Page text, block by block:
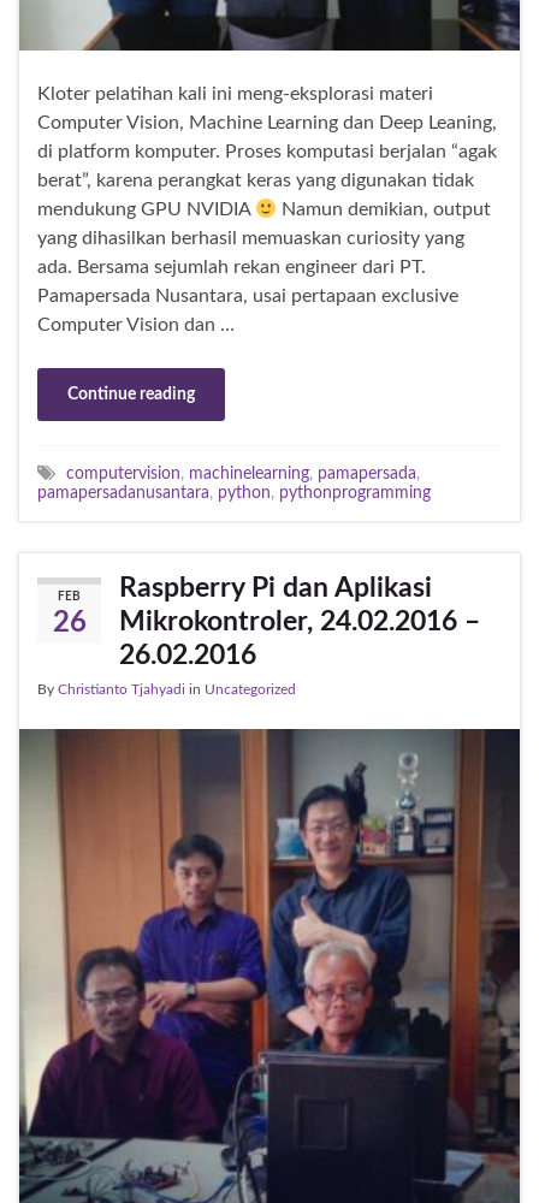
Kloter pelatihan kali ini meng-eksplorasi materi
Computer Vision, Machine Learning dan Deep Leaning,
di platform komputer. Proses komputasi berjalan “agak
berat”, karena perangkat keras yang digunakan tidak
mendukung GPU NVIDIA
Namun demikian, output
yang dihasilkan berhasil memuaskan curiosity yang
ada. Bersama sejumlah rekan engineer dari PT.
Pamapersada Nusantara, usai pertapaan exclusive
Computer Vision dan …
Continue reading
computervision, machinelearning, pamapersada,
pamapersadanusantara, python, pythonprogramming
FEB
26
Raspberry Pi dan Aplikasi
Mikrokontroler, 24.02.2016 –
26.02.2016
By Christianto Tjahyadi in Uncategorized